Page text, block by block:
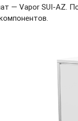
— Vapor SUI-AZ.